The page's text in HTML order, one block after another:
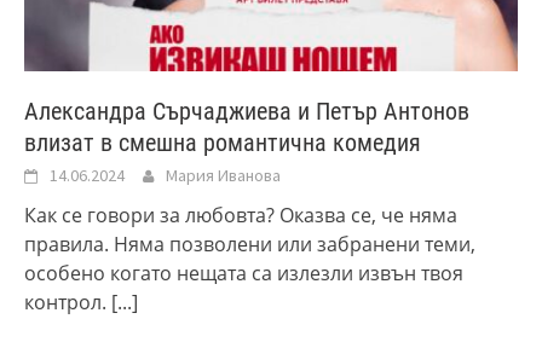
Александра Сърчаджиева и Петър Антонов
влизат в смешна романтична комедия
14.06.2024 Мария Иванова
Как се говори за любовта? Оказва се, че няма
правила. Няма позволени или забранени теми,
особено когато нещата са излезли извън твоя
контрол. [...]